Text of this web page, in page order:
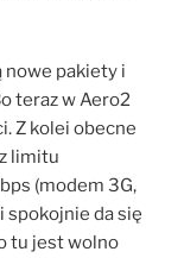
nowe pakiety i
teraz w Aero2
Z kolei obecne
limitu
(modem 3G,
spokojnie da się
tu jest wolno